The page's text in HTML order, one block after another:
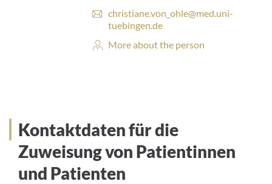
:E
-
a
e
s
:
christiane.von_ohle@med.uni-
tuebingen.de
Personal
More about the person
Kontaktdaten für die
Zuweisung von Patientinnen
und Patienten